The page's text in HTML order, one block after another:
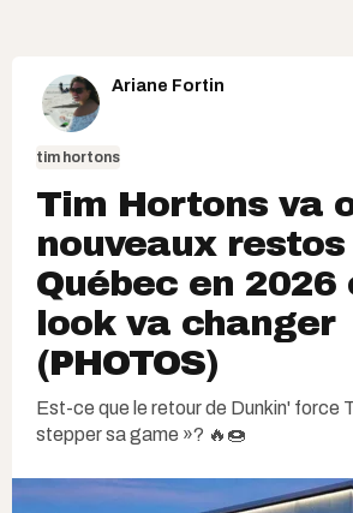
Ariane Fortin
tim hortons
Tim Hortons va
nouveaux restos
Québec en 2026
look va changer
(PHOTOS)
Est-ce que le retour de Dunkin' force
stepper sa game »? 🔥🍩